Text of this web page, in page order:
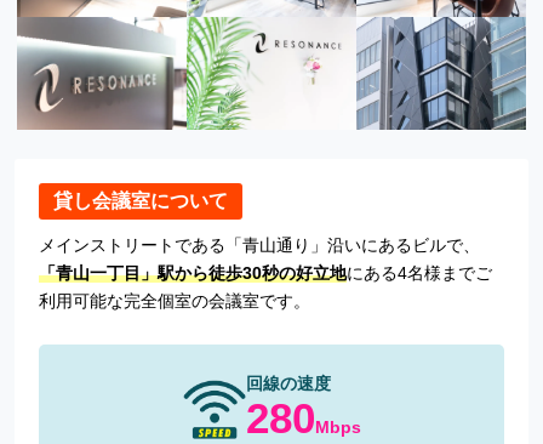
貸し会議室について
メインストリートである「青山通り」沿いにあるビルで、
「青山一丁目」駅から徒歩30秒の好立地にある4名様までご
利用可能な完全個室の会議室です。
回線の速度
280